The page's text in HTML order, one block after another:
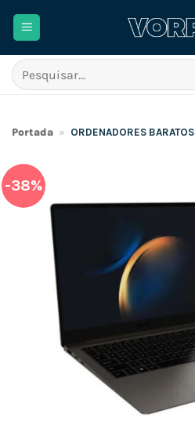
Pesquisar
por:
Portada » ORDENADORES BARATOS
-38%